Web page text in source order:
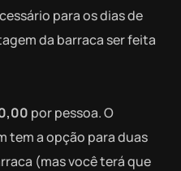
para os dias de
da barraca ser feita
por pessoa. O
tem a opção para duas
(mas você terá que